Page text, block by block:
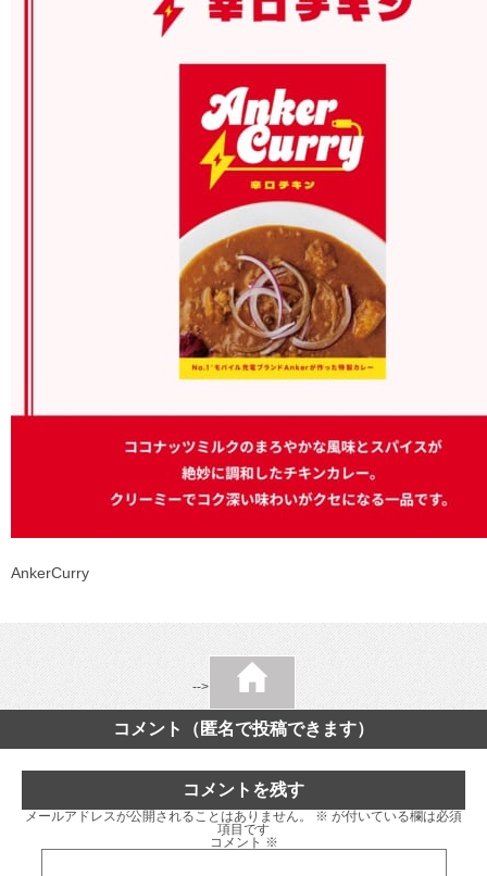
AnkerCurry
-->
コメント（匿名で投稿できます）
コメントを残す
メールアドレスが公開されることはありません。 ※ が付いている欄は必須
項目です
コメント ※